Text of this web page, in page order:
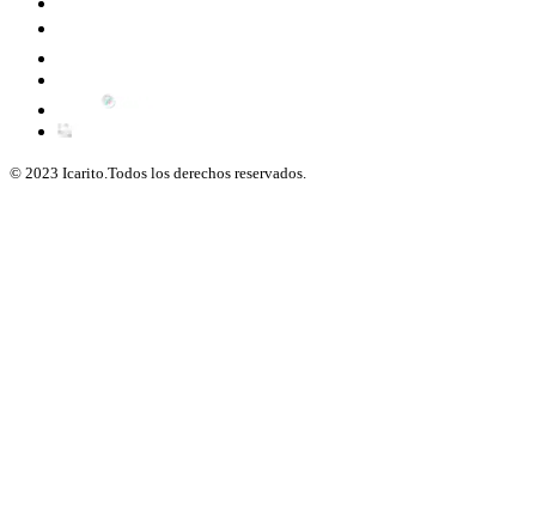
© 2023 Icarito.Todos los derechos reservados.